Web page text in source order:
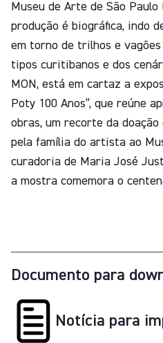
Museu de Arte de São
produção é biográfica, indo
em torno de trilhos e
tipos curitibanos e dos
MON, está em cartaz a
Poty 100 Anos”, que reúne
obras, um recorte da
pela família do artista ao
curadoria de Maria José
a mostra comemora o
Documento para
Notícia para